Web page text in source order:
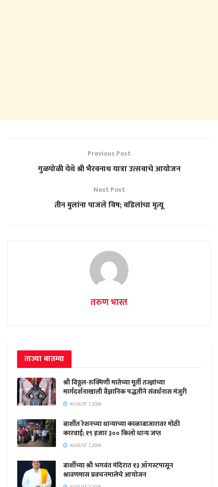
Previous Post
गुळपोळी येथे श्री भैरवनाथ यात्रा उत्सवाचे आयोजन
Next Post
तीन मुलांना पाजले विष; वडिलांचा मृत्यू
तरुण भारत
ताज्या बातम्या
श्री विठ्ठल-रुक्मिणी मातेच्या मूर्ती तज्ज्ञांच्या
मार्गदर्शनाखाली वैज्ञानिक पद्धतीने संवर्धनास मंजुरी
AUGUST 7, 2026
बार्शीत रेशनच्या धान्याच्या काळाबाजारावर मोठी
कारवाई; १९ हजार ३०० किलो धान्य जप्त
AUGUST 7, 2026
बार्शीच्या श्री भगवंत मंदिरात १३ ऑगस्टपासून
श्रावणमास प्रवचनमालेचे आयोजन